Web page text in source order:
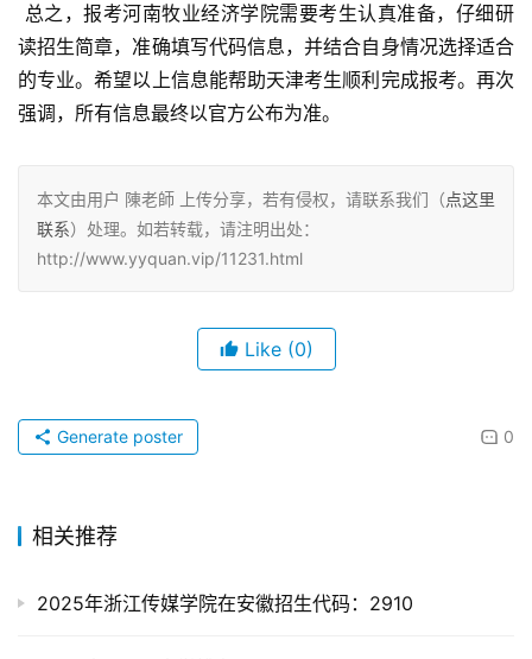
读招生简章，准确填写代码信息，并结合自身情况选择适合
的专业。希望以上信息能帮助天津考生顺利完成报考。再次
强调，所有信息最终以官方公布为准。
本文由用户 陳老師 上传分享，若有侵权，请联系我们（点这里
联系）处理。如若转载，请注明出处：
http://www.yyquan.vip/11231.html
Like (0)
0
Generate poster
相关推荐
2025年浙江传媒学院在安徽招生代码：2910